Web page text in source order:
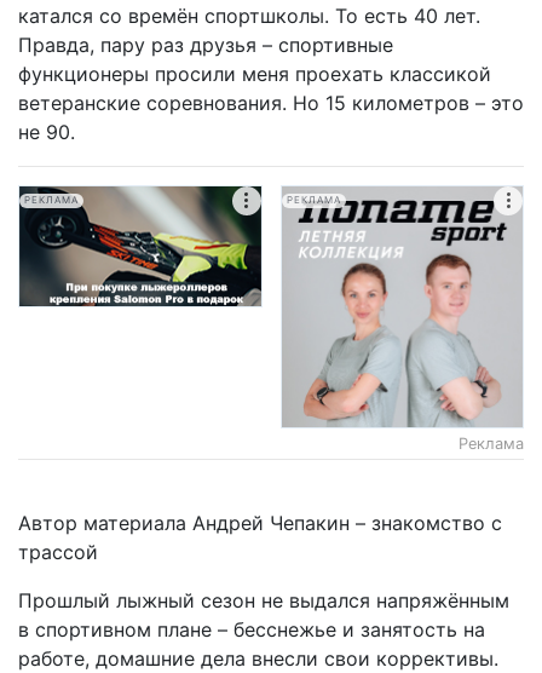
катался со времён спортшколы. То есть 40 лет.
Правда, пару раз друзья – спортивные
функционеры просили меня проехать классикой
ветеранские соревнования. Но 15 километров – это
не 90.
РЕКЛАМА РЕКЛАМА
Реклама
Автор материала Андрей Чепакин – знакомство с
трассой
Прошлый лыжный сезон не выдался напряжённым
в спортивном плане – бесснежье и занятость на
работе, домашние дела внесли свои коррективы.